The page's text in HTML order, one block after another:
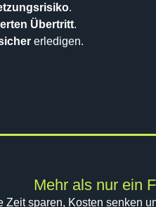
.
Übertritt.
erledigen.
Mehr als nur ein
Zeit sparen, Kosten senken